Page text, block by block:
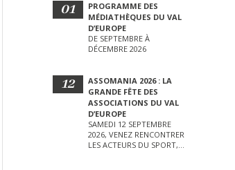
01
PROGRAMME DES
MÉDIATHÈQUES DU VAL
D’EUROPE
DE SEPTEMBRE À
DÉCEMBRE 2026
12
ASSOMANIA 2026 : LA
GRANDE FÊTE DES
ASSOCIATIONS DU VAL
D’EUROPE
SAMEDI 12 SEPTEMBRE
2026, VENEZ RENCONTRER
LES ACTEURS DU SPORT,